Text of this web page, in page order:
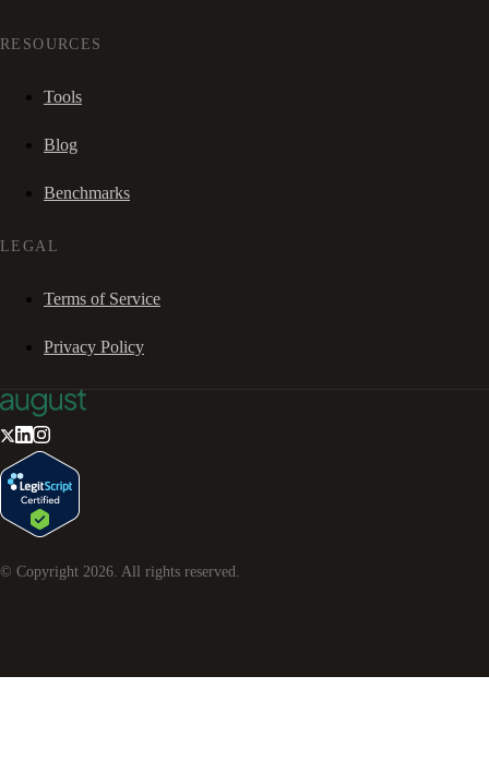
RESOURCES
Tools
Blog
Benchmarks
LEGAL
Terms of Service
Privacy Policy
© Copyright 2026 . All rights reserved.